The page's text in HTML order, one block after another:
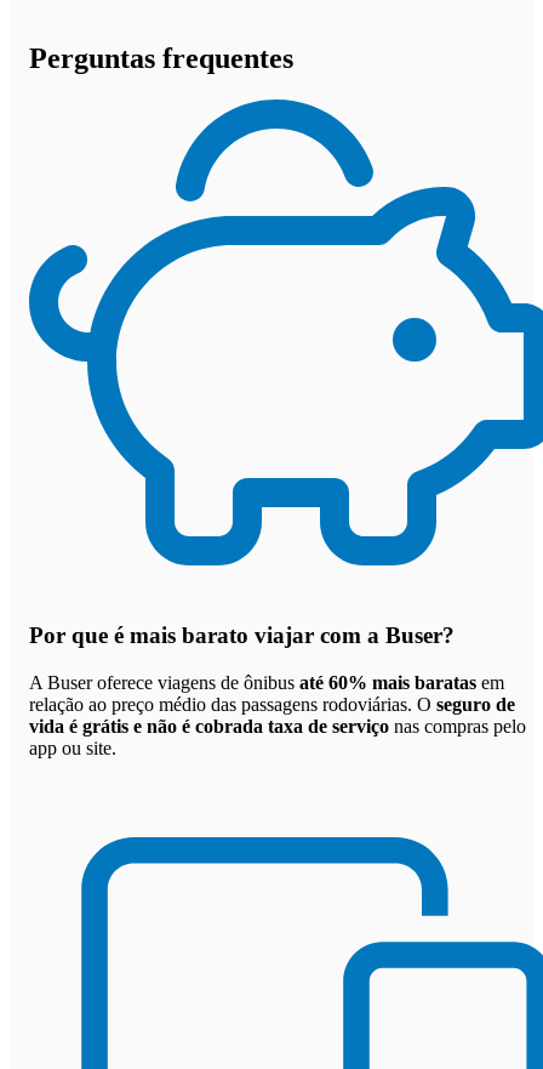
Perguntas frequentes
Por que é mais barato viajar com a Buser?
A Buser oferece viagens de ônibus até 60% mais baratas em
relação ao preço médio das passagens rodoviárias. O seguro de
vida é grátis e não é cobrada taxa de serviço nas compras pelo
app ou site.